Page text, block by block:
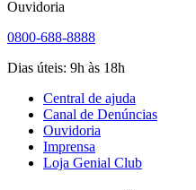
Ouvidoria
0800-688-8888
Dias úteis: 9h às 18h
Central de ajuda
Canal de Denúncias
Ouvidoria
Imprensa
Loja Genial Club